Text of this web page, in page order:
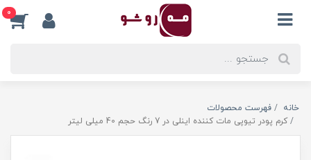
0
خانه
فهرست محصولات
کرم پودر تیوپی مات کننده اینلی در 7 رنگ حجم 40 میلی لیتر